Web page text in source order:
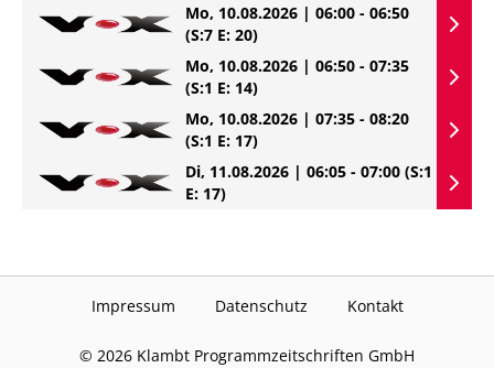
Mo, 10.08.2026 | 06:00 - 06:50
(S:7 E: 20)
Mo, 10.08.2026 | 06:50 - 07:35
(S:1 E: 14)
Mo, 10.08.2026 | 07:35 - 08:20
(S:1 E: 17)
Di, 11.08.2026 | 06:05 - 07:00 (S:1
E: 17)
Impressum Datenschutz Kontakt
© 2026 Klambt Programmzeitschriften GmbH